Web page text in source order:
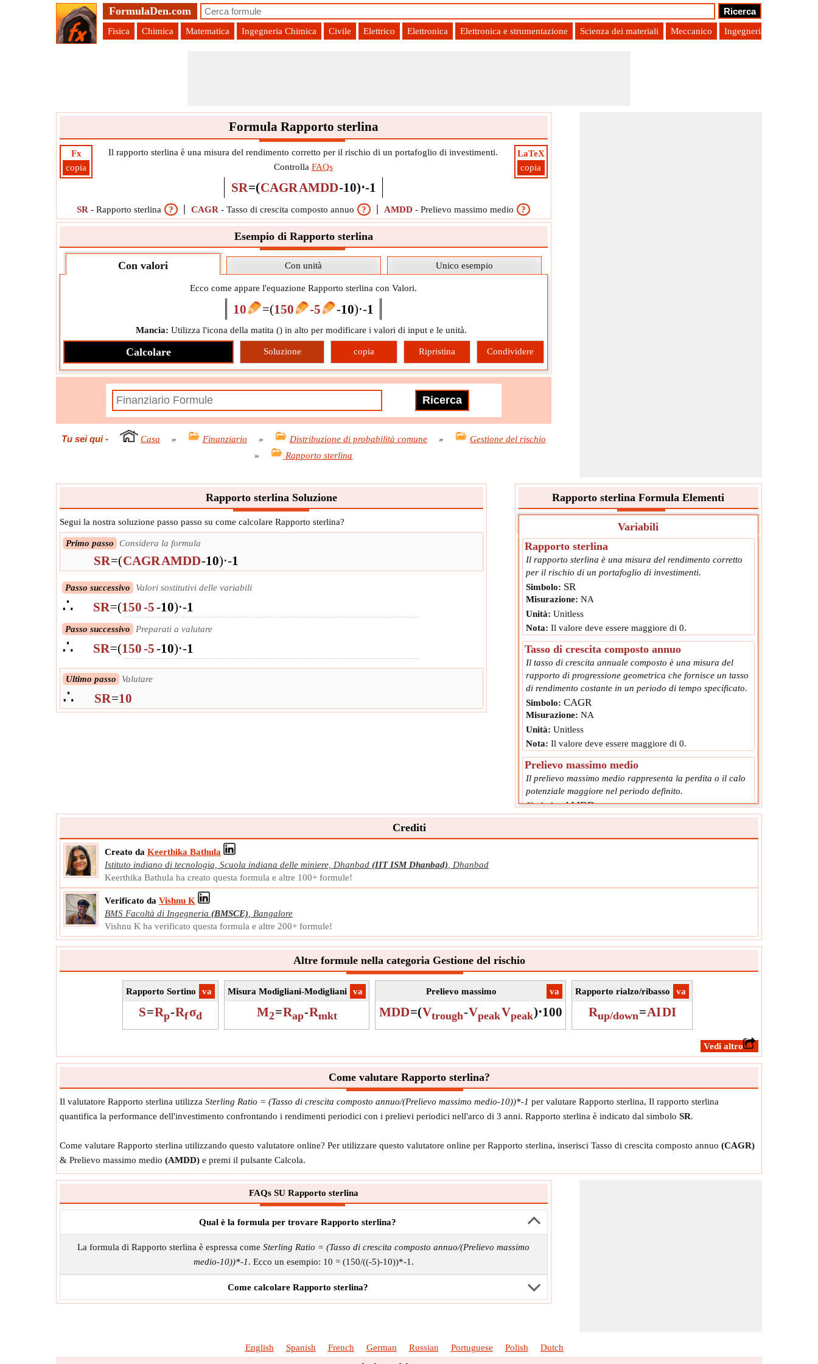
FormulaDen.com
Fisica Chimica Matematica Ingegneria Chimica Civile Elettrico Elettronica Elettronica e strumentazione Scienza dei materiali Meccanico Ingegneria di
Formula Rapporto sterlina
Fx
copia
LaTeX
copia
Il rapporto sterlina è una misura del rendimento corretto per il rischio di un portafoglio di investimenti.
Controlla FAQs
SR=(CAGRAMDD-10)⋅-1
SR -Rapporto sterlina ? CAGR -Tasso di crescita composto annuo ? AMDD -Prelievo massimo medio ?
Esempio di Rapporto sterlina
Con valori Con unità Unico esempio
Ecco come appare l'equazione Rapporto sterlina con Valori.
10 =(150 -5 -10)⋅-1
Mancia: Utilizza l'icona della matita () in alto per modificare i valori di input e le unità.
Calcolare Soluzione copia Ripristina Condividere
Tu sei qui- Casa » Finanziario » Distribuzione di probabilità comune »
Gestione del rischio
»
Rapporto sterlina
Rapporto sterlina Soluzione
Segui la nostra soluzione passo passo su come calcolare Rapporto sterlina?
Primo passo Considera la formula
SR=(CAGRAMDD-10)⋅-1
Passo successivo Valori sostitutivi delle variabili
∴ SR=(150-5-10)⋅-1
Passo successivo Preparati a valutare
∴ SR=(150-5-10)⋅-1
Ultimo passo Valutare
∴ SR=10
Rapporto sterlina Formula Elementi
Variabili
Rapporto sterlina
Il rapporto sterlina è una misura del rendimento corretto
per il rischio di un portafoglio di investimenti.
Simbolo: SR
Misurazione: NA
Unità: Unitless
Nota: Il valore deve essere maggiore di 0.
Tasso di crescita composto annuo
Il tasso di crescita annuale composto è una misura del
rapporto di progressione geometrica che fornisce un tasso
di rendimento costante in un periodo di tempo specificato.
Simbolo: CAGR
Misurazione: NA
Unità: Unitless
Nota: Il valore deve essere maggiore di 0.
Prelievo massimo medio
Il prelievo massimo medio rappresenta la perdita o il calo
potenziale maggiore nel periodo definito.
Simbolo: AMDD
Misurazione:NA
Crediti
Creato da Keerthika Bathula
Istituto indiano di tecnologia, Scuola indiana delle miniere, Dhanbad (IIT ISM Dhanbad)
Dhanbad
Keerthika Bathula ha creato questa formula e altre 100+ formule!
Verificato da Vishnu K
BMS Facoltà di Ingegneria (BMSCE)
Bangalore
Vishnu K ha verificato questa formula e altre 200+ formule!
Altre formule nella categoria Gestione del rischio
​va
Rapporto Sortino
S=Rp-Rfσd
​va
Misura Modigliani-Modigliani
M2=Rap-Rmkt
​va
Prelievo massimo
MDD=(Vtrough-VpeakVpeak)⋅100
​va
Rapporto rialzo/ribasso
Rup/down=AIDI
​Vedi altro
Come valutare Rapporto sterlina?
Il valutatore Rapporto sterlina utilizza Sterling Ratio = (Tasso di crescita composto annuo/(Prelievo massimo medio-10))*-1 per valutare Rapporto sterlina, Il rapporto sterlina
quantifica la performance dell'investimento confrontando i rendimenti periodici con i prelievi periodici nell'arco di 3 anni. Rapporto sterlina è indicato dal simbolo SR.
Come valutare Rapporto sterlina utilizzando questo valutatore online? Per utilizzare questo valutatore online per Rapporto sterlina, inserisci Tasso di crescita composto annuo (CAGR)
& Prelievo massimo medio (AMDD) e premi il pulsante Calcola.
FAQs SU Rapporto sterlina
Qual è la formula per trovare Rapporto sterlina?
La formula di Rapporto sterlina è espressa comeSterling Ratio = (Tasso di crescita composto annuo/(Prelievo massimo
medio-10))*-1. Ecco un esempio: 10 = (150/((-5)-10))*-1.
Come calcolare Rapporto sterlina?
English Spanish French German Russian Portuguese Polish Dutch